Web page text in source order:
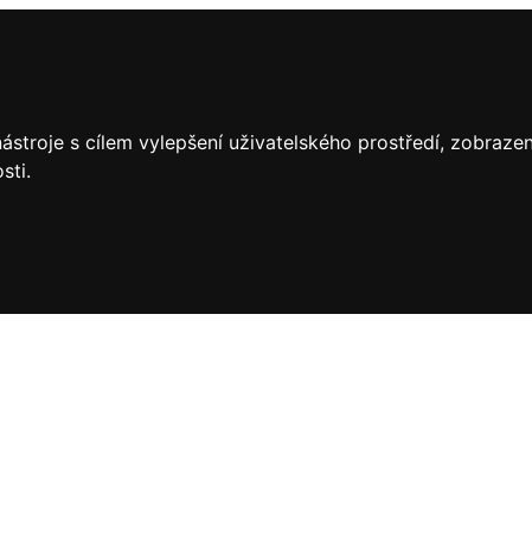
s cílem vylepšení uživatelského prostředí,